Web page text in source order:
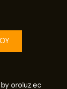
oroluz.ec